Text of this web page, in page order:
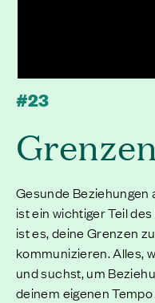
#23
Gesunde
ist ein wichtiger Teil
ist es, deine Grenzen
kommunizieren. Alles,
und suchst, um
deinem eigenen